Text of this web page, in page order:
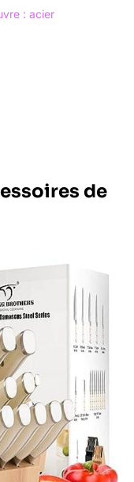
: acier
de